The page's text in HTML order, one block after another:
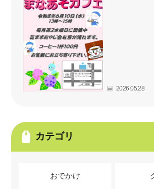
2026.05.28
カテゴリ
おでかけ